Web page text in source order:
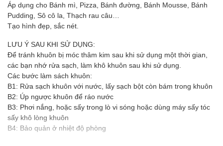
Áp dụng cho Bánh mì, Pizza, Bánh đường, Bánh Mousse, Bánh
Pudding, Sô cô la, Thạch rau câu…
Tạo hình đẹp, sắc nét.
LƯU Ý SAU KHI SỬ DỤNG:
Để tránh khuôn bị móc thâm kim sau khi sử dụng một thời gian,
các bạn nhớ rửa sạch, làm khô khuôn sau khi sử dụng.
Các bước làm sách khuôn:
B1: Rửa sạch khuôn với nước, lấy sạch bột còn bám trong khuôn
B2: Úp ngược khuôn để ráo nước
B3: Phơi nắng, hoặc sấy trong lò vi sóng hoặc dùng máy sấy tóc
sấy khô lòng khuôn
B4: Bảo quản ở nhiệt độ phòng